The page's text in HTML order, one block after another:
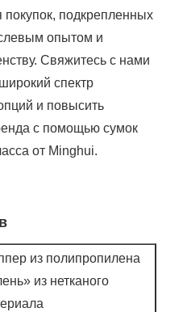
покупок, подкрепленных
опытом и
Свяжитесь с нами
спектр
и повысить
с помощью сумок
от Minghui.
из полипропилена
из нетканого